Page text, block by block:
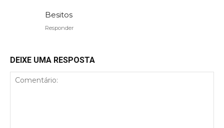
Besitos
Responder
DEIXE UMA RESPOSTA